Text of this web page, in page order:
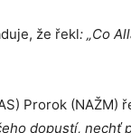
že řekl: „Co
Prorok (NAŽM)
dopustí,